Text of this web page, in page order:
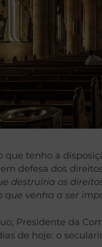
que tenho a
defesa dos
destruiria os
que venha a ser
Presidente da
de hoje: o